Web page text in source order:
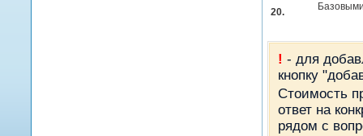
20.
! - для
кнопку
Стоимость
ответ на
рядом с